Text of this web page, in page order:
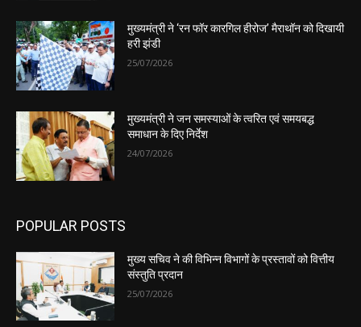
मुख्यमंत्री ने ‘रन फॉर कारगिल हीरोज’ मैराथॉन को दिखायी
हरी झंडी
25/07/2026
मुख्यमंत्री ने जन समस्याओं के त्वरित एवं समयबद्ध
समाधान के दिए निर्देश
24/07/2026
POPULAR POSTS
मुख्य सचिव ने की विभिन्न विभागों के प्रस्तावों को वित्तीय
संस्तुति प्रदान
25/07/2026